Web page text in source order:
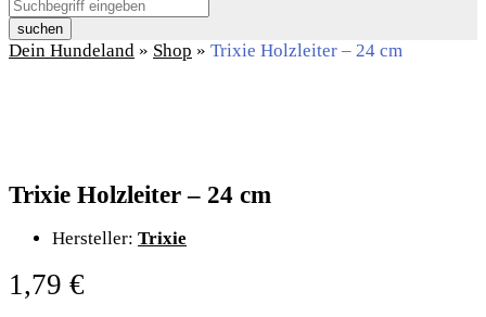
suchen
Dein Hundeland » Shop » Trixie Holzleiter – 24 cm
Trixie Holzleiter – 24 cm
Hersteller: Trixie
1,79 €